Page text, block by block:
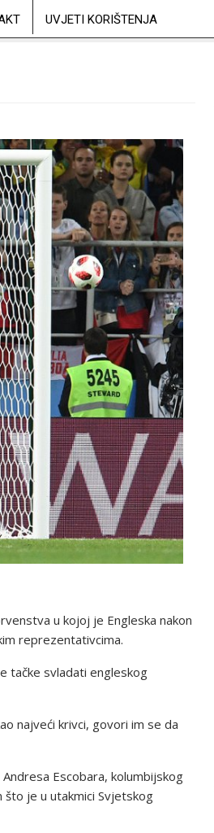
UVJETI KORIŠTENJA
u kojoj je Engleska nakon
reprezentativcima.
tačke svladati engleskog
najveći krivci, govori im se da
Escobara, kolumbijskog
je u utakmici Svjetskog